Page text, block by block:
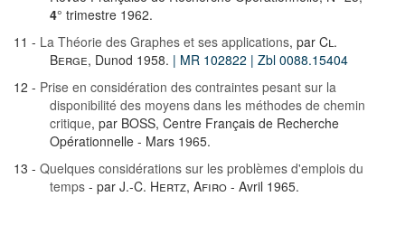
4° trimestre 1962.
11 - La Théorie des Graphes et ses applications, par Cl.
Berge, Dunod 1958. | MR 102822 | Zbl 0088.15404
12 - Prise en considération des contraintes pesant sur la
disponibilité des moyens dans les méthodes de chemin
critique, par BOSS, Centre Français de Recherche
Opérationnelle - Mars 1965.
13 - Quelques considérations sur les problèmes d'emplois du
temps - par J.-C. Hertz, Afiro - Avril 1965.